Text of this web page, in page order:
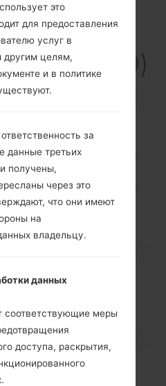
Февраль, 2007
17.9 миллиметров (0.70
дюйма)
99 x 48.5 миллиметров
(3.89 x 1.90 дюйма)
99 грамм (3.49 унции)
-
-
-
-
1 Мини SIM
это
для предоставления
услуг в
другим целям,
и в политике
за
данные третьих
получены,
через это
что они имеют
на
владельцу.
данных
соответствующие меры
доступа, раскрытия,